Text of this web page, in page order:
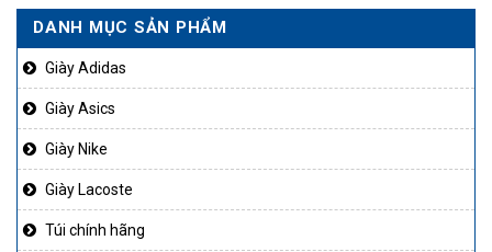
DANH MỤC SẢN PHẨM
Giày Adidas
Giày Asics
Giày Nike
Giày Lacoste
Túi chính hãng